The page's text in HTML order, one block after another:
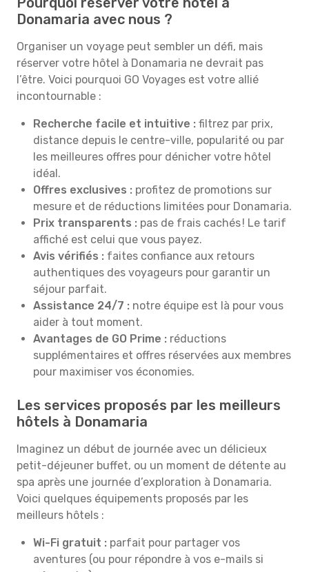
Donamaria avec nous ?
Organiser un voyage peut sembler un défi, mais
réserver votre hôtel à Donamaria ne devrait pas
l’être. Voici pourquoi GO Voyages est votre allié
incontournable :
Recherche facile et intuitive : filtrez par prix,
distance depuis le centre-ville, popularité ou par
les meilleures offres pour dénicher votre hôtel
idéal.
Offres exclusives : profitez de promotions sur
mesure et de réductions limitées pour Donamaria.
Prix transparents : pas de frais cachés ! Le tarif
affiché est celui que vous payez.
Avis vérifiés : faites confiance aux retours
authentiques des voyageurs pour garantir un
séjour parfait.
Assistance 24/7 : notre équipe est là pour vous
aider à tout moment.
Avantages de GO Prime : réductions
supplémentaires et offres réservées aux membres
pour maximiser vos économies.
Les services proposés par les meilleurs
hôtels à Donamaria
Imaginez un début de journée avec un délicieux
petit-déjeuner buffet, ou un moment de détente au
spa après une journée d’exploration à Donamaria.
Voici quelques équipements proposés par les
meilleurs hôtels :
Wi-Fi gratuit : parfait pour partager vos
aventures (ou pour répondre à vos e-mails si